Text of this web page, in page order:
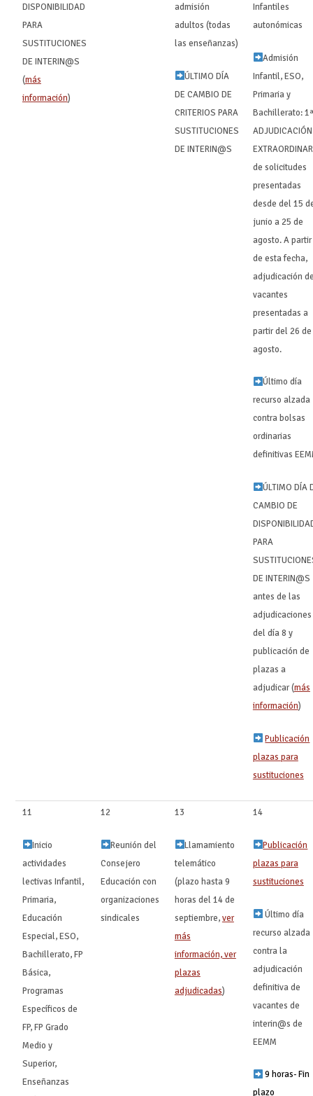
DISPONIBILIDAD
PARA
SUSTITUCIONES
DE INTERIN@S
(más
información) ‍ ‍
admisión
adultos (todas
las enseñanzas)
ÚLTIMO DÍA
DE CAMBIO DE
CRITERIOS PARA
SUSTITUCIONES
DE INTERIN@S ‍ ‍
Infantiles
autonómicas
Admisión
Infantil, ESO,
Primaria y
Bachillerato: 1ª
ADJUDICACIÓN
de solicitudes
presentadas
desde del 15
junio a 25 de
agosto. A partir
de esta fecha,
adjudicación
vacantes
presentadas a
partir del 26 de
agosto.
Último día
recurso alzada
contra bolsas
ordinarias
definitivas
ÚLTIMO DÍA
CAMBIO DE
PARA
DE INTERIN@S
antes de las
adjudicaciones
del día 8 y
publicación de
plazas a
adjudicar (más
información) ‍ ‍
Publicación
plazas para
sustituciones
11
Inicio
actividades
lectivas Infantil,
Primaria,
Educación
Especial, ESO,
Bachillerato, FP
Básica,
Programas
Específicos de
FP, FP Grado
Medio y
Superior,
Enseñanzas
12
Reunión del
Consejero
Educación con
organizaciones
sindicales
13
Llamamiento
telemático
(plazo hasta 9
horas del 14 de
septiembre,ver
más
información, ver
plazas
adjudicadas)
14
Publicación
plazas para
sustituciones
Último día
recurso alzada
contra la
adjudicación
definitiva de
vacantes de
interin@s de
EEMM
9 horas- Fin
plazo